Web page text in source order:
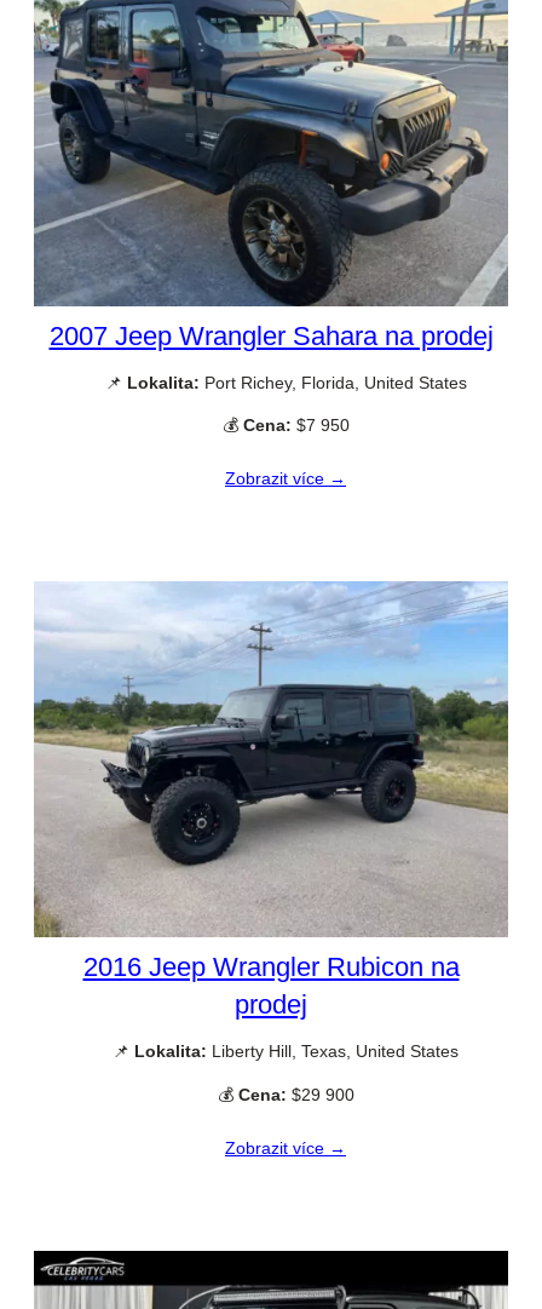
2007 Jeep Wrangler Sahara na prodej
📌 Lokalita: Port Richey, Florida, United States
💰 Cena: $7 950
Zobrazit více →
2016 Jeep Wrangler Rubicon na
prodej
📌 Lokalita: Liberty Hill, Texas, United States
💰 Cena: $29 900
Zobrazit více →